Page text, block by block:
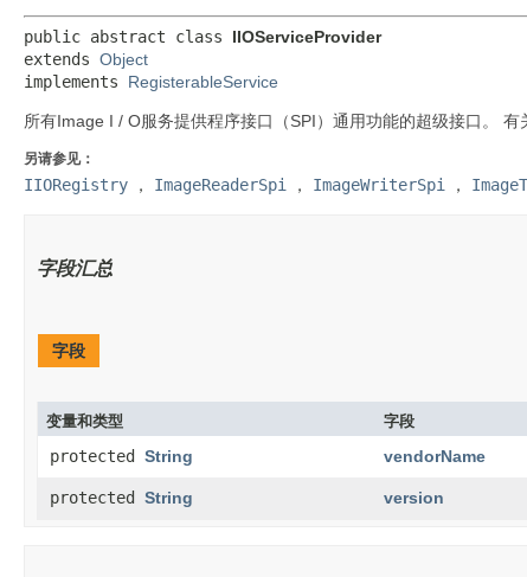
public abstract class IIOServiceProvider
extends Object
implements RegisterableService
所有Image I / O服务提供程序接口（SPI）通用功能的超级接口。 有
另请参见：
IIORegistry ， ImageReaderSpi ， ImageWriterSpi ，
字段汇总
字段
变量和类型 字段
protected String vendorName
protected String version